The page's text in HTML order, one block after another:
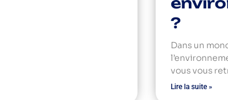
?
Dans un
vous vous
Lire la suite »